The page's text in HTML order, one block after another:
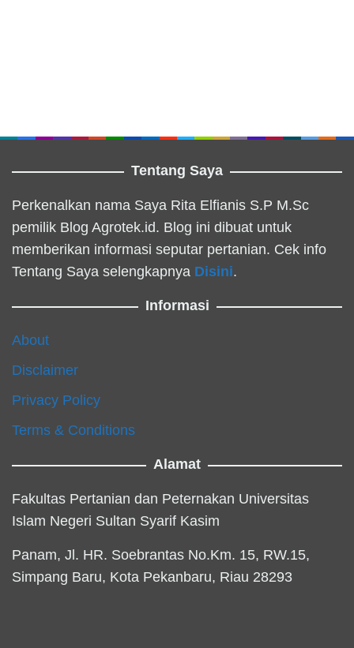
Tentang Saya
Perkenalkan nama Saya Rita Elfianis S.P M.Sc
pemilik Blog Agrotek.id. Blog ini dibuat untuk
memberikan informasi seputar pertanian. Cek info
Tentang Saya selengkapnya Disini.
Informasi
About
Disclaimer
Privacy Policy
Terms & Conditions
Alamat
Fakultas Pertanian dan Peternakan Universitas
Islam Negeri Sultan Syarif Kasim
Panam, Jl. HR. Soebrantas No.Km. 15, RW.15,
Simpang Baru, Kota Pekanbaru, Riau 28293